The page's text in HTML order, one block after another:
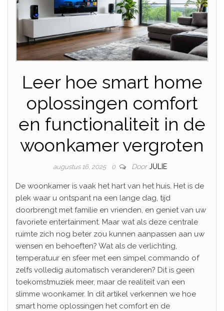
Leer hoe smart home
oplossingen comfort
en functionaliteit in de
woonkamer vergroten
augustus 16, 2025 0 Door JULIE
De woonkamer is vaak het hart van het huis. Het is de
plek waar u ontspant na een lange dag, tijd
doorbrengt met familie en vrienden, en geniet van uw
favoriete entertainment. Maar wat als deze centrale
ruimte zich nog beter zou kunnen aanpassen aan uw
wensen en behoeften? Wat als de verlichting,
temperatuur en sfeer met een simpel commando of
zelfs volledig automatisch veranderen? Dit is geen
toekomstmuziek meer, maar de realiteit van een
slimme woonkamer. In dit artikel verkennen we hoe
smart home oplossingen het comfort en de